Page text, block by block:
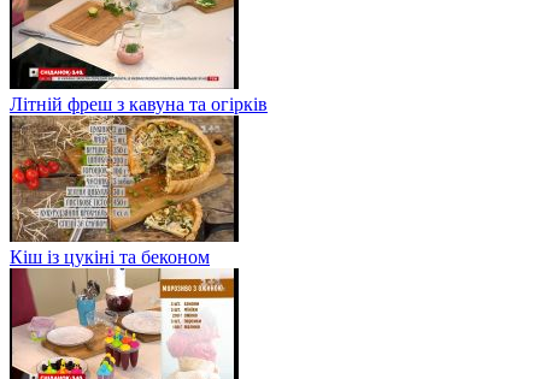
Літній фреш з кавуна та огірків
Кіш із цукіні та беконом